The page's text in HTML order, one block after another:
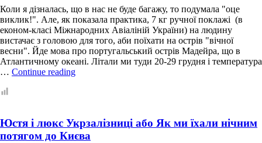
Коли я дізналась, що в нас не буде багажу, то подумала "оце
виклик!". Але, як показала практика, 7 кг ручної поклажі (в
економ-класі Міжнародних Авіаліній України) на людину
вистачає з головою для того, аби поїхати на острів "вічної
весни". Йде мова про португальський острів Мадейра, що в
Атлантичному океані. Літали ми туди 20-29 грудня і температура
… Continue readingРучна
список
з
Юстя і люкс Укрзалізниці або Як ми їхали нічним
потягом до Києва